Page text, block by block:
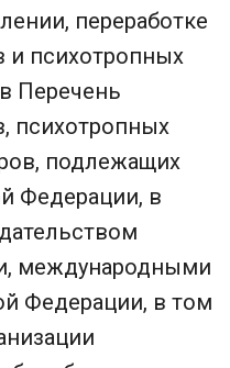
переработке
и психотропных
Перечень
психотропных
подлежащих
Федерации, в
международными
Федерации, в том